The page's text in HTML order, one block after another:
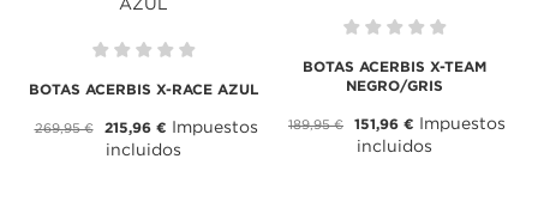
BOTAS ACERBIS X-RACE AZUL
269,95 € 215,96 € Impuestos
incluidos
BOTAS ACERBIS X-TEAM
NEGRO/GRIS
189,95 € 151,96 €
Impuestos
incluidos